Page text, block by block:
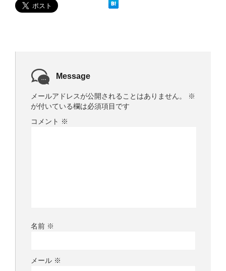
で
開
Message
メールアドレスが公開されることはありません。
※
が付いている欄は必須項目です
コメント ※
名前 ※
メール ※